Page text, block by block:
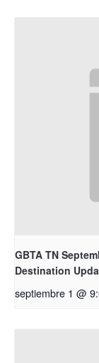
GBTA TN
Destination
septiembre 1 @